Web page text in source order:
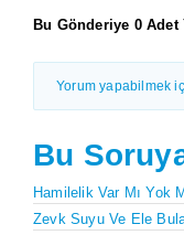
Bu Gönderiye 0 Adet
Yorum yapabilmek
Bu
Hamilelik Var Mı Yok
Zevk Suyu Ve Ele